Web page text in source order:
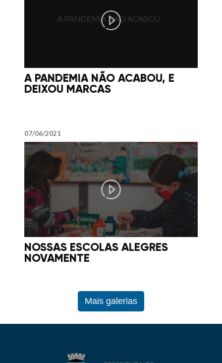
A PANDEMIA NÃO ACABOU, E
DEIXOU MARCAS
07/06/2021
NOSSAS ESCOLAS ALEGRES
NOVAMENTE
Mais galerias